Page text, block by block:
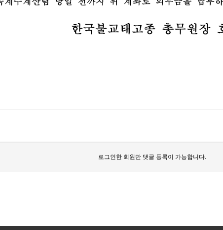
로그인한 회원만 댓글 등록이 가능합니다.